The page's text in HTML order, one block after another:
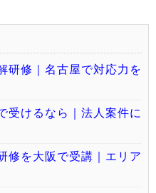
研修｜名古屋で対応力を
受けるなら｜法人案件に
修を大阪で受講｜エリア